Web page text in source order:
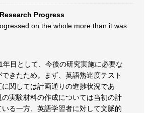
Progress
on the whole more than it was
目として、今後の研究実施に必要な
きたため。まず、英語熟達度テスト
関しては計画通りの進捗状況であ
実験材料の作成については当初の計
る一方、英語学習者に対して文脈的